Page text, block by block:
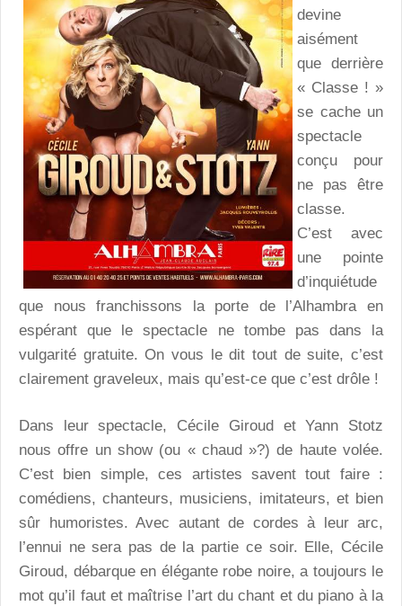
devine
aisément
que derrière
« Classe ! »
se cache un
spectacle
conçu pour
ne pas être
classe.
C’est avec
une pointe
d’inquiétude
que nous franchissons la porte de l’Alhambra en
espérant que le spectacle ne tombe pas dans la
vulgarité gratuite. On vous le dit tout de suite, c’est
clairement graveleux, mais qu’est-ce que c’est drôle !
Dans leur spectacle, Cécile Giroud et Yann Stotz
nous offre un show (ou « chaud »?) de haute volée.
C’est bien simple, ces artistes savent tout faire :
comédiens, chanteurs, musiciens, imitateurs, et bien
sûr humoristes. Avec autant de cordes à leur arc,
l’ennui ne sera pas de la partie ce soir. Elle, Cécile
Giroud, débarque en élégante robe noire, a toujours le
mot qu’il faut et maîtrise l’art du chant et du piano à la